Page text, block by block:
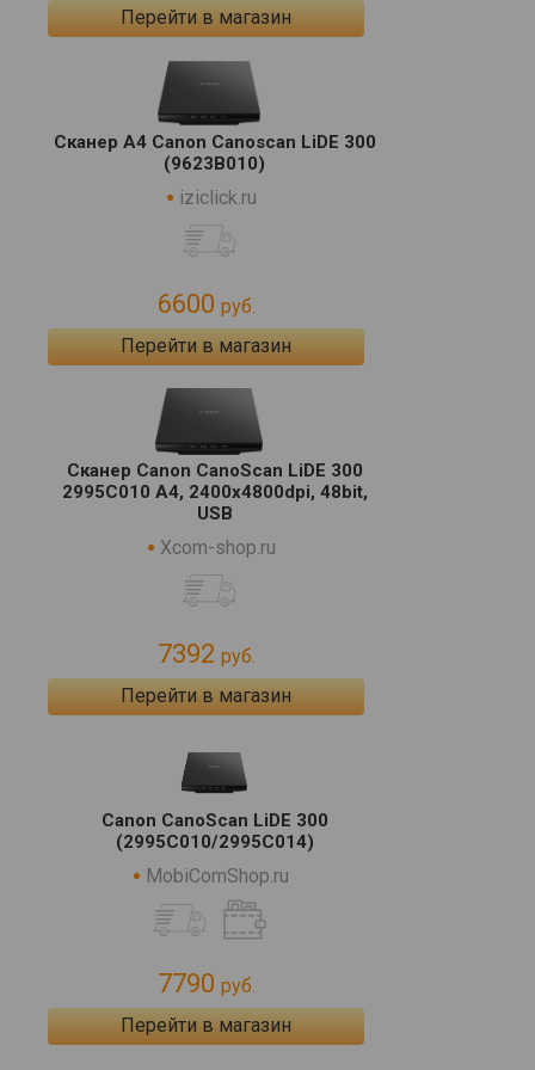
Перейти в магазин
Сканер A4 Canon Canoscan LiDE 300
(9623B010)
iziclick.ru
6600 руб.
Перейти в магазин
Сканер Canon CanoScan LiDE 300
2995C010 A4, 2400x4800dpi, 48bit,
USB
Xcom-shop.ru
7392 руб.
Перейти в магазин
Canon CanoScan LiDE 300
(2995C010/2995C014)
MobiComShop.ru
7790 руб.
Перейти в магазин